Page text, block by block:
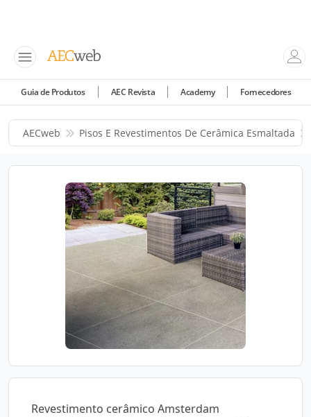
Guia de Produtos AEC Revista Academy Fornecedores
AECweb Pisos E Revestimentos De Cerâmica Esmaltada
Revestimento cerâmico Amsterdam